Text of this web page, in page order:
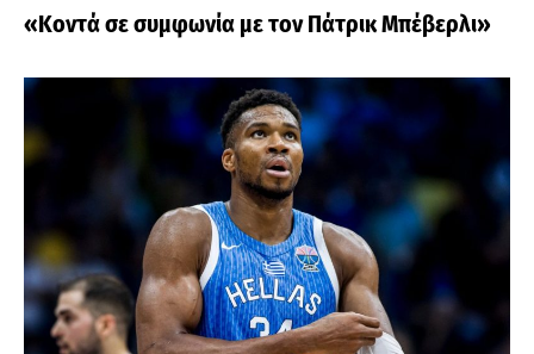
«Κοντά σε συμφωνία με τον Πάτρικ Μπέβερλι»